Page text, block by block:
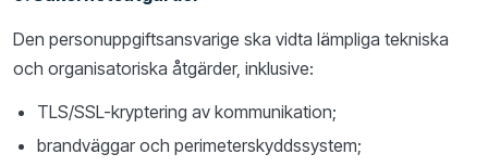
Den personuppgiftsansvarige ska vidta lämpliga tekniska
och organisatoriska åtgärder, inklusive:
TLS/SSL-kryptering av kommunikation;
brandväggar och perimeterskyddssystem;